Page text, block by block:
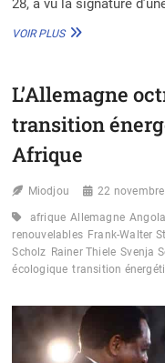
28, a vu la signature
VOIR PLUSFONDS
LA
ET
SIGNENT
CONVENTION
MAJEURE
L’Allemagne
transition
Afrique
Miodjou 22
afrique Allemagne Angola
renouvelables Frank-Walter
Scholz Rainer Thiele Svenja
écologique transition